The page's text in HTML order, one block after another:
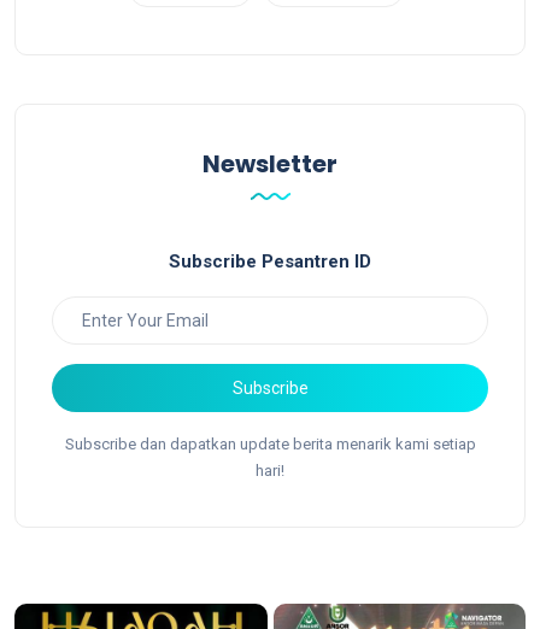
Newsletter
Subscribe Pesantren ID
Subscribe
Subscribe dan dapatkan update berita menarik kami setiap
hari!